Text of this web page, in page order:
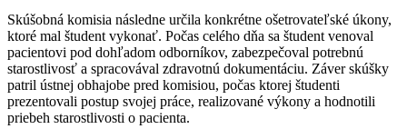
Skúšobná komisia následne určila konkrétne ošetrovateľské úkony,
ktoré mal študent vykonať. Počas celého dňa sa študent venoval
pacientovi pod dohľadom odborníkov, zabezpečoval potrebnú
starostlivosť a spracovával zdravotnú dokumentáciu. Záver skúšky
patril ústnej obhajobe pred komisiou, počas ktorej študenti
prezentovali postup svojej práce, realizované výkony a hodnotili
priebeh starostlivosti o pacienta.